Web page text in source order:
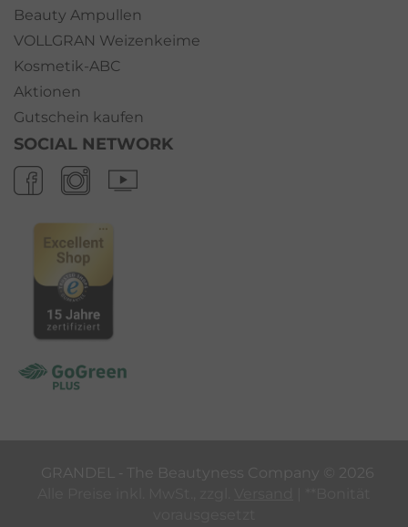
Beauty Ampullen
VOLLGRAN Weizenkeime
Kosmetik-ABC
Aktionen
Gutschein kaufen
SOCIAL NETWORK
GRANDEL ‐ The Beautyness Company © 2026